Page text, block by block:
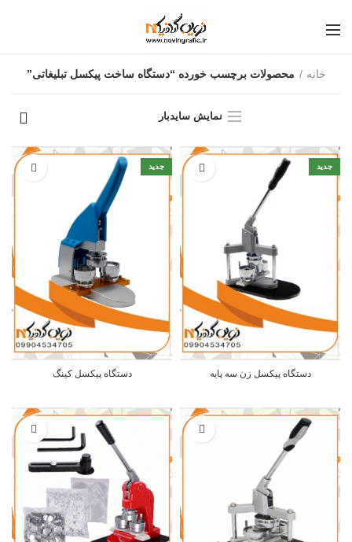
خانه محصولات برچسب خورده “دستگاه ساخت پیکسل تبلیغاتی”
نمایش سایدبار
جدید
دستگاه پیکسل زن سه پایه
جدید
دستگاه پیکسل کینگ